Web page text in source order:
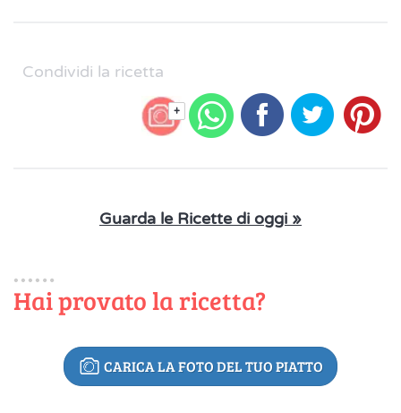
Condividi la ricetta
+
Guarda le Ricette di oggi »
Hai provato la ricetta?
CARICA LA FOTO DEL TUO PIATTO